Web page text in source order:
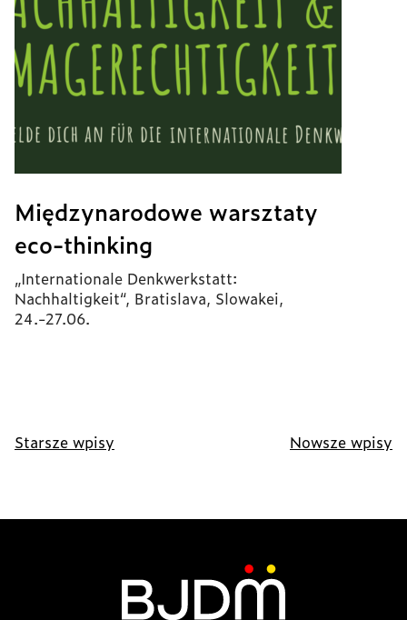
Międzynarodowe warsztaty
eco-thinking
„Internationale Denkwerkstatt:
Nachhaltigkeit“, Bratislava, Slowakei,
24.-27.06.
Nawigacja
Starsze wpisy Nowsze wpisy